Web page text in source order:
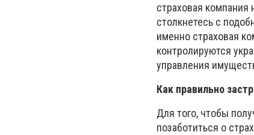
страховая компания
столкнетесь с
именно страховая
контролируются
управления
Как правильно
Для того, чтобы
позаботиться о